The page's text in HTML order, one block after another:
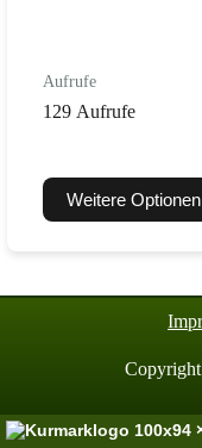
Aufrufe
129 Aufrufe
Weitere Optionen